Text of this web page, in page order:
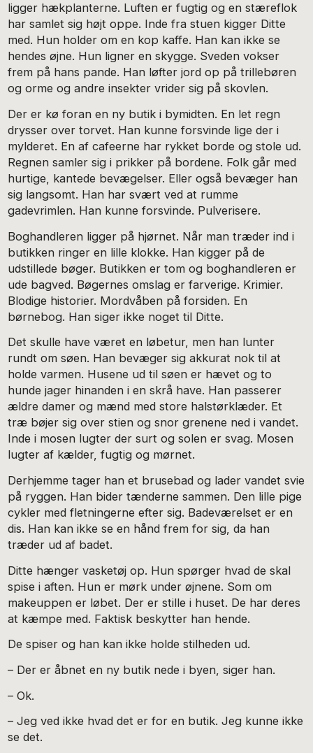
ligger hækplanterne. Luften er fugtig og en stæreflok
har samlet sig højt oppe. Inde fra stuen kigger Ditte
med. Hun holder om en kop kaffe. Han kan ikke se
hendes øjne. Hun ligner en skygge. Sveden vokser
frem på hans pande. Han løfter jord op på trillebøren
og orme og andre insekter vrider sig på skovlen.
Der er kø foran en ny butik i bymidten. En let regn
drysser over torvet. Han kunne forsvinde lige der i
mylderet. En af cafeerne har rykket borde og stole ud.
Regnen samler sig i prikker på bordene. Folk går med
hurtige, kantede bevægelser. Eller også bevæger han
sig langsomt. Han har svært ved at rumme
gadevrimlen. Han kunne forsvinde. Pulverisere.
Boghandleren ligger på hjørnet. Når man træder ind i
butikken ringer en lille klokke. Han kigger på de
udstillede bøger. Butikken er tom og boghandleren er
ude bagved. Bøgernes omslag er farverige. Krimier.
Blodige historier. Mordvåben på forsiden. En
børnebog. Han siger ikke noget til Ditte.
Det skulle have været en løbetur, men han lunter
rundt om søen. Han bevæger sig akkurat nok til at
holde varmen. Husene ud til søen er hævet og to
hunde jager hinanden i en skrå have. Han passerer
ældre damer og mænd med store halstørklæder. Et
træ bøjer sig over stien og snor grenene ned i vandet.
Inde i mosen lugter der surt og solen er svag. Mosen
lugter af kælder, fugtig og mørnet.
Derhjemme tager han et brusebad og lader vandet svie
på ryggen. Han bider tænderne sammen. Den lille pige
cykler med fletningerne efter sig. Badeværelset er en
dis. Han kan ikke se en hånd frem for sig, da han
træder ud af badet.
Ditte hænger vasketøj op. Hun spørger hvad de skal
spise i aften. Hun er mørk under øjnene. Som om
makeuppen er løbet. Der er stille i huset. De har deres
at kæmpe med. Faktisk beskytter han hende.
De spiser og han kan ikke holde stilheden ud.
– Der er åbnet en ny butik nede i byen, siger han.
– Ok.
– Jeg ved ikke hvad det er for en butik. Jeg kunne ikke
se det.